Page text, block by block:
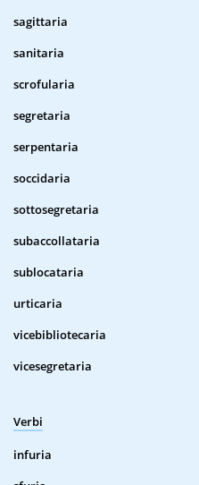
sagittaria
sanitaria
scrofularia
segretaria
serpentaria
soccidaria
sottosegretaria
subaccollataria
sublocataria
urticaria
vicebibliotecaria
vicesegretaria
Verbi
infuria